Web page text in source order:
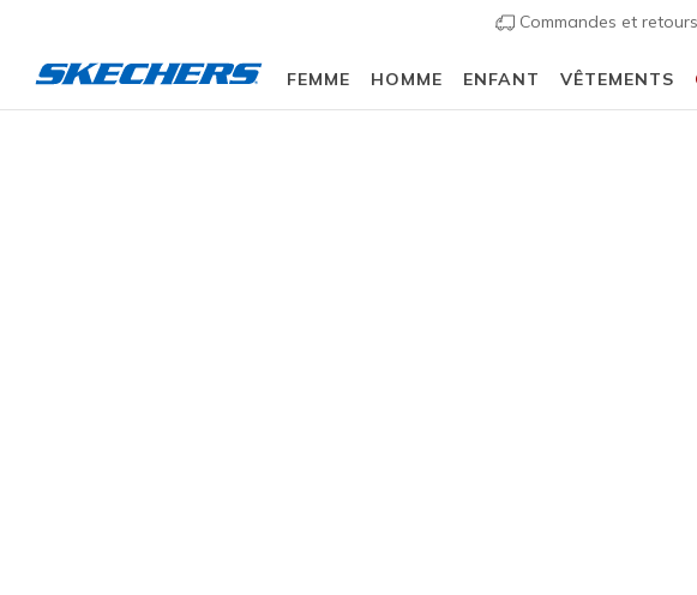
Commandes et retours
FEMME HOMME ENFANT VÊTEMENTS